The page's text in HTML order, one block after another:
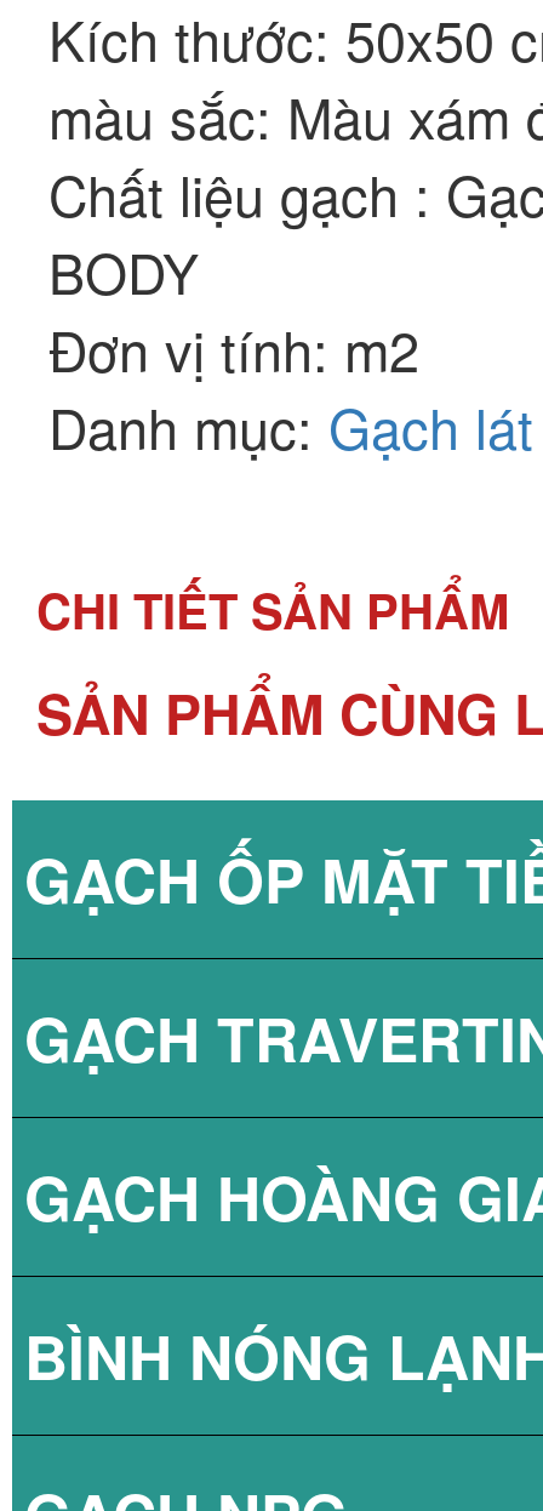
Kích thước: 50x50
màu sắc: Màu xám
Chất liệu gạch :
BODY
Đơn vị tính: m2
Danh mục: Gạch
CHI TIẾT SẢN PHẨM
SẢN PHẨM CÙNG
GẠCH ỐP MẶT
GẠCH
GẠCH HOÀNG
BÌNH NÓNG